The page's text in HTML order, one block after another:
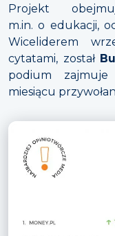
Projekt
m.in. o edukacji,
Wiceliderem
cytatami, został
podium zajmuje
miesiącu